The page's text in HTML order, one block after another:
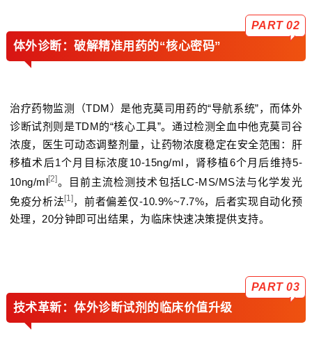
PART 02
体外诊断：破解精准用药的“核心密码”
治疗药物监测（TDM）是他克莫司用药的“导航系统”，而体外
诊断试剂则是TDM的“核心工具”。通过检测全血中他克莫司谷
浓度，医生可动态调整剂量，让药物浓度稳定在安全范围：肝
移植术后1个月目标浓度10-15ng/ml，肾移植6个月后维持5-
10ng/ml[2]。目前主流检测技术包括LC-MS/MS法与化学发光
免疫分析法[1]，前者偏差仅-10.9%~7.7%，后者实现自动化预
处理，20分钟即可出结果，为临床快速决策提供支持。
PART 03
技术革新：体外诊断试剂的临床价值升级